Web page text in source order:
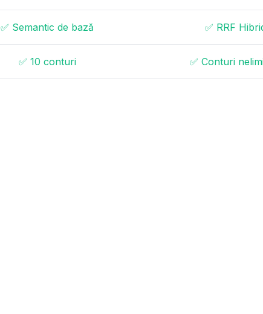
✅ Semantic de bază ✅ RRF
✅ 10 conturi ✅ Conturi